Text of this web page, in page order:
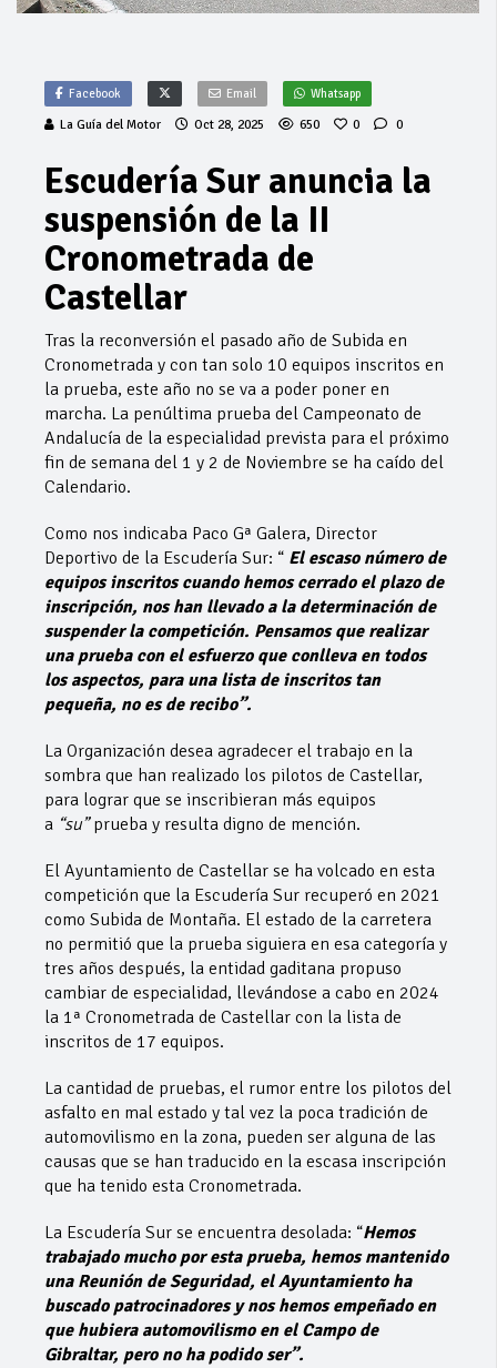
Facebook Email Whatsapp
La Guía del Motor Oct 28, 2025 650 0 0
Escudería Sur anuncia la
suspensión de la II
Cronometrada de
Castellar
Tras la reconversión el pasado año de Subida en
Cronometrada y con tan solo 10 equipos inscritos en
la prueba, este año no se va a poder poner en
marcha. La penúltima prueba del Campeonato de
Andalucía de la especialidad prevista para el próximo
fin de semana del 1 y 2 de Noviembre se ha caído del
Calendario.
Como nos indicaba Paco Gª Galera, Director
Deportivo de la Escudería Sur: “ El escaso número de
equipos inscritos cuando hemos cerrado el plazo de
inscripción, nos han llevado a la determinación de
suspender la competición. Pensamos que realizar
una prueba con el esfuerzo que conlleva en todos
los aspectos, para una lista de inscritos tan
pequeña, no es de recibo”.
La Organización desea agradecer el trabajo en la
sombra que han realizado los pilotos de Castellar,
para lograr que se inscribieran más equipos
a “su”prueba y resulta digno de mención.
El Ayuntamiento de Castellar se ha volcado en esta
competición que la Escudería Sur recuperó en 2021
como Subida de Montaña. El estado de la carretera
no permitió que la prueba siguiera en esa categoría y
tres años después, la entidad gaditana propuso
cambiar de especialidad, llevándose a cabo en 2024
la 1ª Cronometrada de Castellar con la lista de
inscritos de 17 equipos.
La cantidad de pruebas, el rumor entre los pilotos del
asfalto en mal estado y tal vez la poca tradición de
automovilismo en la zona, pueden ser alguna de las
causas que se han traducido en la escasa inscripción
que ha tenido esta Cronometrada.
La Escudería Sur se encuentra desolada: “Hemos
trabajado mucho por esta prueba, hemos mantenido
una Reunión de Seguridad, el Ayuntamiento ha
buscado patrocinadores y nos hemos empeñado en
que hubiera automovilismo en el Campo de
Gibraltar, pero no ha podido ser”.